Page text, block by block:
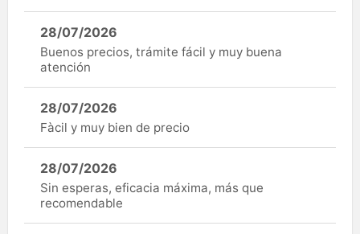
28/07/2026
Buenos precios, trámite fácil y muy buena
atención
28/07/2026
Fàcil y muy bien de precio
28/07/2026
Sin esperas, eficacia máxima, más que
recomendable